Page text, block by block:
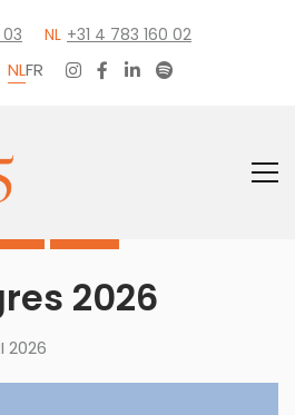
NL +31 4 783 160 02
NLFR
NIEUWS
2026
2026